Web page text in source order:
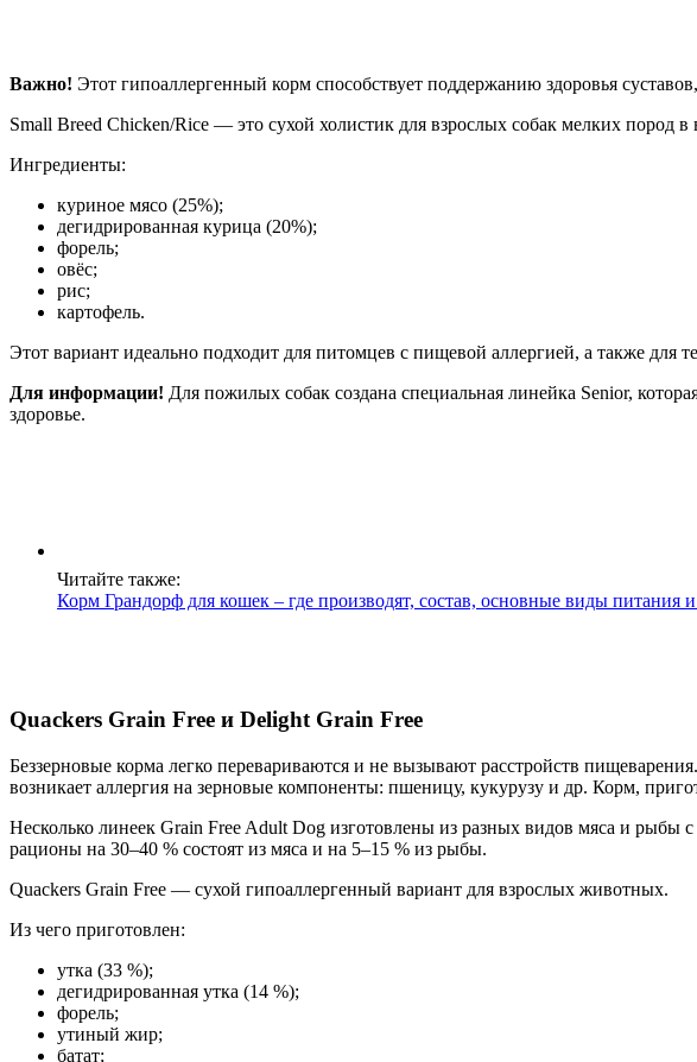
Важно! Этот гипоаллергенный корм способствует поддержанию здоровья
Small Breed Chicken/Rice — это сухой холистик для взрослых собак мелких пород в
Ингредиенты:
куриное мясо (25%);
дегидрированная курица (20%);
форель;
овёс;
рис;
картофель.
Этот вариант идеально подходит для питомцев с пищевой аллергией, а также для
Для информации! Для пожилых собак создана специальная линейка Senior,
здоровье.
Читайте также:
Корм Грандорф для кошек – где производят, состав, основные виды питания
Quackers Grain Free и Delight Grain Free
Беззерновые корма легко перевариваются и не вызывают расстройств
возникает аллергия на зерновые компоненты: пшеницу, кукурузу и др. Корм,
Несколько линеек Grain Free Adult Dog изготовлены из разных видов мяса и рыбы
рационы на 30–40 % состоят из мяса и на 5–15 % из рыбы.
Quackers Grain Free — сухой гипоаллергенный вариант для взрослых животных.
Из чего приготовлен:
утка (33 %);
дегидрированная утка (14 %);
форель;
утиный жир;
батат;